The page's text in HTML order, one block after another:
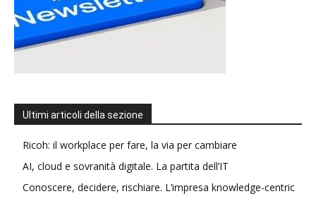
Ultimi articoli della sezione
Ricoh: il workplace per fare, la via per cambiare
AI, cloud e sovranità digitale. La partita dell’IT
Conoscere, decidere, rischiare. L’impresa knowledge-centric